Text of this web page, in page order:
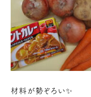
材料が勢ぞろい✨